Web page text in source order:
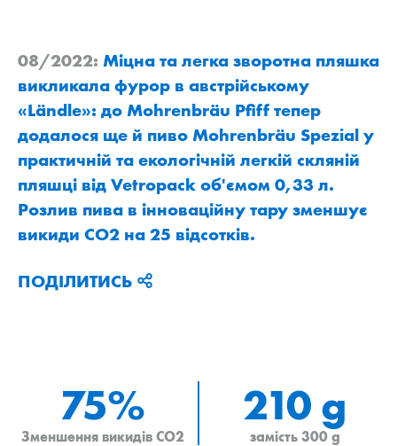
08/2022: Міцна та легка зворотна пляшка
викликала фурор в австрійському
«Ländle»: до Mohrenbräu Pfiff тепер
додалося ще й пиво Mohrenbräu Spezial у
практичній та екологічній легкій скляній
пляшці від Vetropack об'ємом 0,33 л.
Розлив пива в інноваційну тару зменшує
викиди CO2 на 25 відсотків.
ПОДІЛИТИСЬ
75%
Зменшення викидів CO2
210 g
замість 300 g